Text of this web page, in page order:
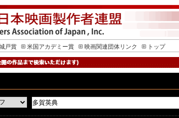
戸賞 米国アカデミー賞 映画関連団体リンク トップ